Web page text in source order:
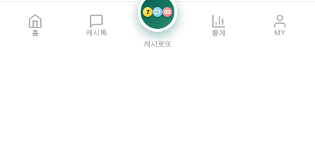
홈 캐시톡
7 21 42
캐시로또
통계 MY